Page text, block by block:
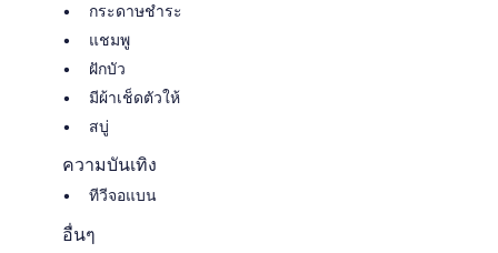
กระดาษชำระ
แชมพู
ฝักบัว
มีผ้าเช็ดตัวให้
สบู่
ความบันเทิง
ทีวีจอแบน
อื่นๆ